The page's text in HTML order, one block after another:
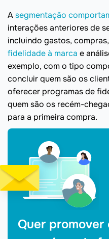
Asegmentação
interações anteriores de
incluindo gastos,
fidelidade à marca e
exemplo, com o tipo
concluir quem são os
oferecer programas de
quem são os recém-
para a primeira compra.
Quer